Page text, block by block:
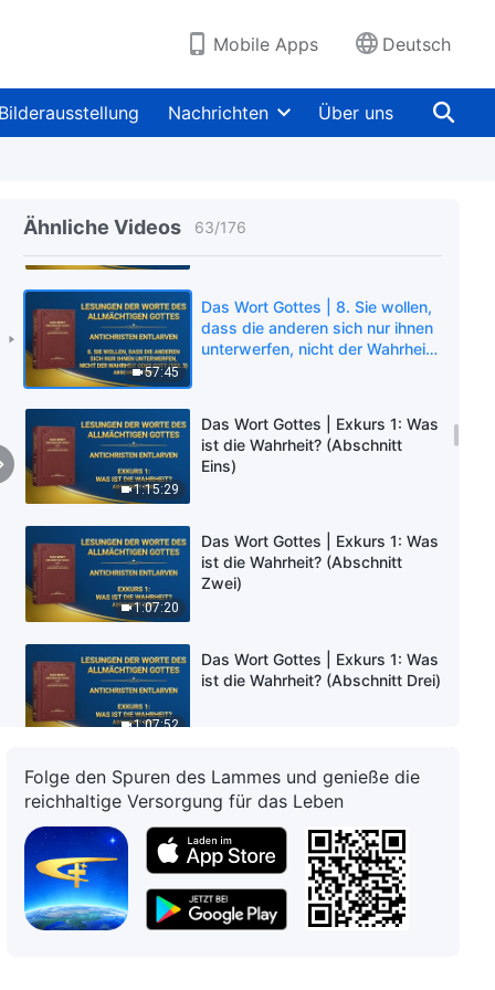
Mobile Apps Deutsch
Bilderausstellung Nachrichten Über uns
Ähnliche Videos 63/176
49:35
dass die anderen sich nur ihnen
unterwerfen, nicht der Wahrheit
oder Gott (Teil 3) (Abschnitt
1:01:44
unterwerfen, nicht der Wahrheit
oder Gott (Teil 3) (Abschnitt
57:45
Das Wort Gottes | 8. Sie wollen,
dass die anderen sich nur ihnen
unterwerfen, nicht der Wahrheit
1:15:29
Das Wort Gottes | Exkurs 1: Was
ist die Wahrheit? (Abschnitt
Eins)
1:07:20
Das Wort Gottes | Exkurs 1: Was
ist die Wahrheit? (Abschnitt
Zwei)
1:07:52
Das Wort Gottes | Exkurs 1: Was
ist die Wahrheit? (Abschnitt Drei)
42:31
Das Wort Gottes | Exkurs 1: Was
ist die Wahrheit? (Abschnitt Vier)
Das Wort Gottes | Exkurs 1: Was
ist die Wahrheit? (Abschnitt
Fünf)
Folge den Spuren des Lammes und genieße die
reichhaltige Versorgung für das Leben